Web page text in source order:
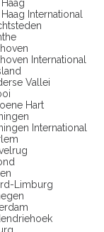
International
International
Vallei
Hart
International
Limburg